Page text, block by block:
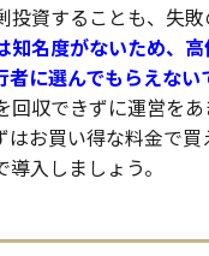
資することも、失敗
知名度がないため、
者に選んでもらえない
回収できずに運営を
はお買い得な料金で
入しましょう。